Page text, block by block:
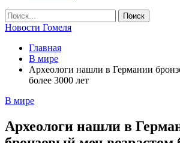
Новости Гомеля
Главная
В мире
Археологи нашли в Германии
более 3000 лет
В мире
Археологи нашли в